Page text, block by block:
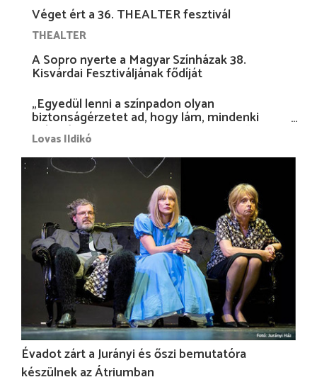
Véget ért a 36. THEALTER fesztivál
THEALTER
A Sopro nyerte a Magyar Színházak 38.
Kisvárdai Fesztiváljának fődíját
„Egyedül lenni a színpadon olyan
biztonságérzetet ad, hogy lám, mindenki
más nélkül is megvagyok magammal…”
Lovas Ildikó
Évadot zárt a Jurányi és őszi bemutatóra
készülnek az Átriumban